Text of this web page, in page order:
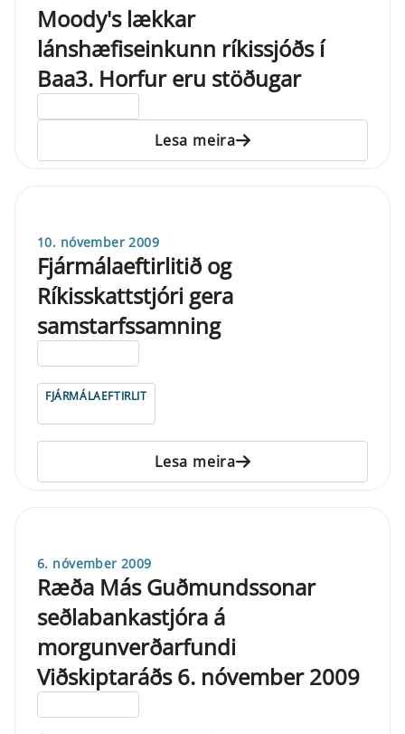
Moody's lækkar
lánshæfiseinkunn ríkissjóðs í
Baa3. Horfur eru stöðugar
Lesa meira
10. nóvember 2009
Fjármálaeftirlitið og
Ríkisskattstjóri gera
samstarfssamning
FJÁRMÁLAEFTIRLIT
Lesa meira
6. nóvember 2009
Ræða Más Guðmundssonar
seðlabankastjóra á
morgunverðarfundi
Viðskiptaráðs 6. nóvember 2009